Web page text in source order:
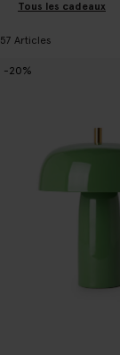
Tous les cadeaux
57 Articles
-20%